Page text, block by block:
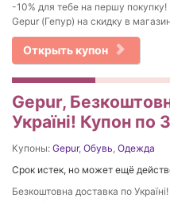
-10% для тебе на першу покупку!
Gepur (Гепур) на скидку в
Открыть купон
Gepur,
Україні! Купон по
Купоны: Gepur, Обувь, Одежда
Срок истек, но может ещё
Безкоштовна доставка по